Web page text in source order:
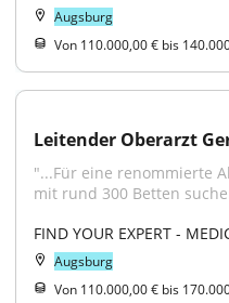
Augsburg
Von 110.000,00 € bis
Leitender Oberarzt
"...Für eine renommierte
mit rund 300 Betten
FIND YOUR EXPERT -
Augsburg
Von 110.000,00 € bis